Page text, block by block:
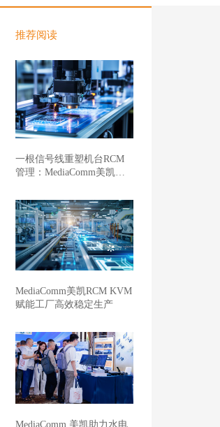
推荐阅读
一根信号线重塑机台RCM
管理：MediaComm美凯开
式
MediaComm美凯RCM KVM
赋能工厂高效稳定生产
MediaComm 美凯助力水电